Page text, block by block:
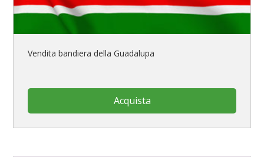
Vendita bandiera della Guadalupa
Acquista